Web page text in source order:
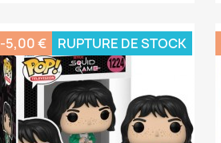
-5,00 € RUPTURE DE STOCK